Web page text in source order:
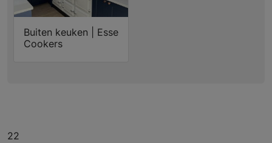
Buiten keuken | Esse
Cookers
22